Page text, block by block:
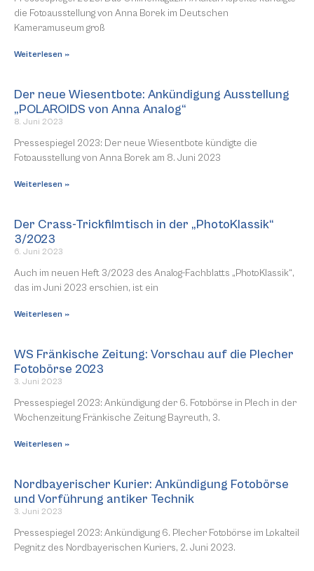
die Fotoausstellung von Anna Borek im Deutschen
Kameramuseum groß
Weiterlesen »
Der neue Wiesentbote: Ankündigung Ausstellung
„POLAROIDS von Anna Analog“
8. Juni 2023
Pressespiegel 2023: Der neue Wiesentbote kündigte die
Fotoausstellung von Anna Borek am 8. Juni 2023
Weiterlesen »
Der Crass-Trickfilmtisch in der „PhotoKlassik“
3/2023
6. Juni 2023
Auch im neuen Heft 3/2023 des Analog-Fachblatts „PhotoKlassik“,
das im Juni 2023 erschien, ist ein
Weiterlesen »
WS Fränkische Zeitung: Vorschau auf die Plecher
Fotobörse 2023
3. Juni 2023
Pressespiegel 2023: Ankündigung der 6. Fotobörse in Plech in der
Wochenzeitung Fränkische Zeitung Bayreuth, 3.
Weiterlesen »
Nordbayerischer Kurier: Ankündigung Fotobörse
und Vorführung antiker Technik
3. Juni 2023
Pressespiegel 2023: Ankündigung 6. Plecher Fotobörse im Lokalteil
Pegnitz des Nordbayerischen Kuriers, 2. Juni 2023.